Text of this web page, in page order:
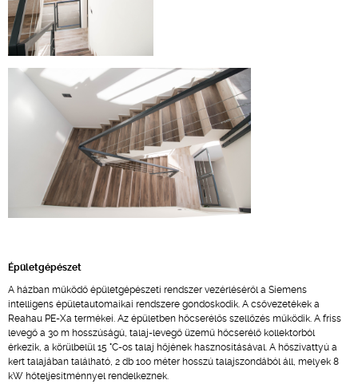
Épületgépészet
A házban működő épületgépészeti rendszer vezérléséről a Siemens
intelligens épületautomaikai rendszere gondoskodik. A csővezetékek a
Reahau PE-Xa termékei. Az épületben hőcserélős szellőzés működik. A friss
levegő a 30 m hosszúságú, talaj-levegő üzemű hőcserélő kollektorból
érkezik, a körülbelül 15 °C-os talaj hőjének hasznosításával. A hőszivattyú a
kert talajában található, 2 db 100 méter hosszú talajszondából áll, melyek 8
kW hőteljesítménnyel rendelkeznek.